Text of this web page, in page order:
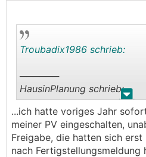
. .
Troubadix1986 schrieb:
──────
HausinPlanung schrieb:
Hallo,
bei mir hat es knapp 2
───────────────
...ich hatte voriges Jahr
meiner PV eingeschalten,
Freigabe, die hatten sich
nach Fertigstellungsmeldung